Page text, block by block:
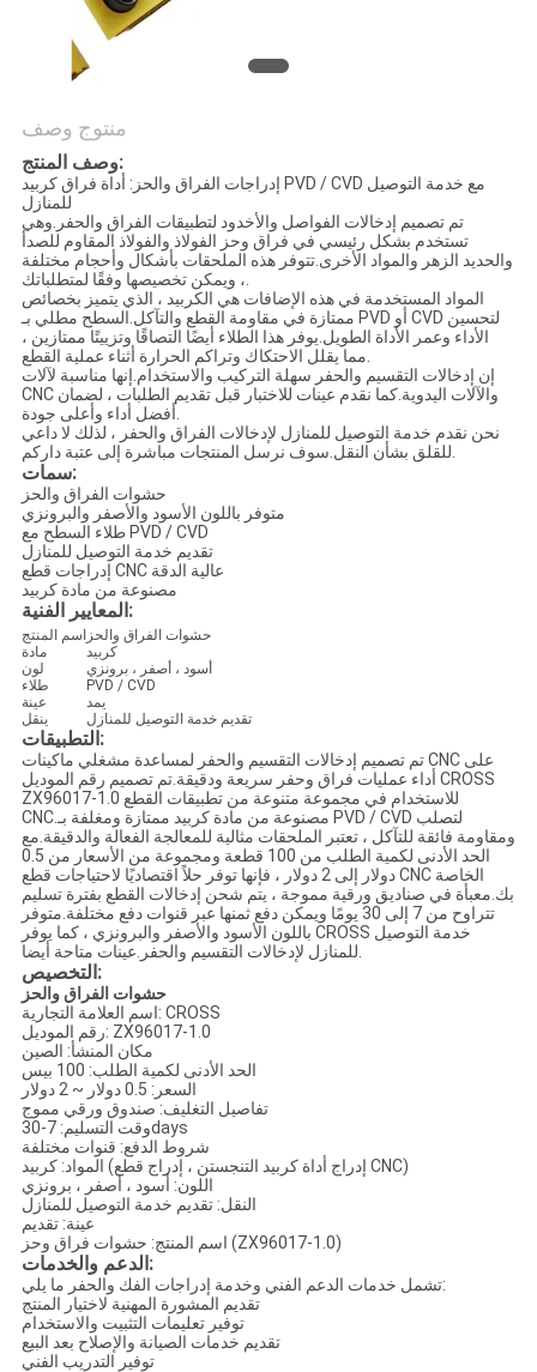
منتوج وصف
وصف المنتج:
إدراجات الفراق والحز: أداة فراق كربيد PVD / CVD مع خدمة التوصيل
للمنازل
تم تصميم إدخالات الفواصل والأخدود لتطبيقات الفراق والحفر.وهي
تستخدم بشكل رئيسي في فراق وحز الفولاذ والفولاذ المقاوم للصدأ
والحديد الزهر والمواد الأخرى.تتوفر هذه الملحقات بأشكال وأحجام مختلفة
، ويمكن تخصيصها وفقًا لمتطلباتك.
المواد المستخدمة في هذه الإضافات هي الكربيد ، الذي يتميز بخصائص
ممتازة في مقاومة القطع والتآكل.السطح مطلي بـ PVD أو CVD لتحسين
الأداء وعمر الأداة الطويل.يوفر هذا الطلاء أيضًا التصاقًا وتزييتًا ممتازين ،
مما يقلل الاحتكاك وتراكم الحرارة أثناء عملية القطع.
إن إدخالات التقسيم والحفر سهلة التركيب والاستخدام.إنها مناسبة لآلات
CNC والآلات اليدوية.كما نقدم عينات للاختبار قبل تقديم الطلبات ، لضمان
أفضل أداء وأعلى جودة.
نحن نقدم خدمة التوصيل للمنازل لإدخالات الفراق والحفر ، لذلك لا داعي
للقلق بشأن النقل.سوف نرسل المنتجات مباشرة إلى عتبة داركم.
سمات:
حشوات الفراق والحز
متوفر باللون الأسود والأصفر والبرونزي
طلاء السطح مع PVD / CVD
تقديم خدمة التوصيل للمنازل
إدراجات قطع CNC عالية الدقة
مصنوعة من مادة كربيد
المعايير الفنية:
اسم المنتج حشوات الفراق والحز
مادة
كربيد
لون
أسود ، أصفر ، برونزي
طلاء
PVD / CVD
عينة
يمد
ينقل
تقديم خدمة التوصيل للمنازل
التطبيقات:
تم تصميم إدخالات التقسيم والحفر لمساعدة مشغلي ماكينات CNC على
أداء عمليات فراق وحفر سريعة ودقيقة.تم تصميم رقم الموديل CROSS
ZX96017-1.0 للاستخدام في مجموعة متنوعة من تطبيقات القطع
CNC.مصنوعة من مادة كربيد ممتازة ومغلفة بـ PVD / CVD لتصلب
ومقاومة فائقة للتآكل ، تعتبر الملحقات مثالية للمعالجة الفعالة والدقيقة.مع
الحد الأدنى لكمية الطلب من 100 قطعة ومجموعة من الأسعار من 0.5
دولار إلى 2 دولار ، فإنها توفر حلاً اقتصاديًا لاحتياجات قطع CNC الخاصة
بك.معبأة في صناديق ورقية مموجة ، يتم شحن إدخالات القطع بفترة تسليم
تتراوح من 7 إلى 30 يومًا ويمكن دفع ثمنها عبر قنوات دفع مختلفة.متوفر
باللون الأسود والأصفر والبرونزي ، كما يوفر CROSS خدمة التوصيل
للمنازل لإدخالات التقسيم والحفر.عينات متاحة أيضا.
التخصيص:
حشوات الفراق والحز
اسم العلامة التجارية: CROSS
رقم الموديل: ZX96017-1.0
مكان المنشأ: الصين
الحد الأدنى لكمية الطلب: 100 بيس
السعر: 0.5 دولار ~ 2 دولار
تفاصيل التغليف: صندوق ورقي مموج
وقت التسليم: 7-30days
شروط الدفع: قنوات مختلفة
المواد: كربيد (إدراج أداة كربيد التنجستن ، إدراج قطع CNC)
اللون: أسود ، أصفر ، برونزي
النقل: تقديم خدمة التوصيل للمنازل
عينة: تقديم
اسم المنتج: حشوات فراق وحز (ZX96017-1.0)
الدعم والخدمات:
تشمل خدمات الدعم الفني وخدمة إدراجات الفك والحفر ما يلي:
تقديم المشورة المهنية لاختيار المنتج
توفير تعليمات التثبيت والاستخدام
تقديم خدمات الصيانة والإصلاح بعد البيع
توفير التدريب الفني